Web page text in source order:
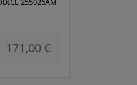
171,00 €